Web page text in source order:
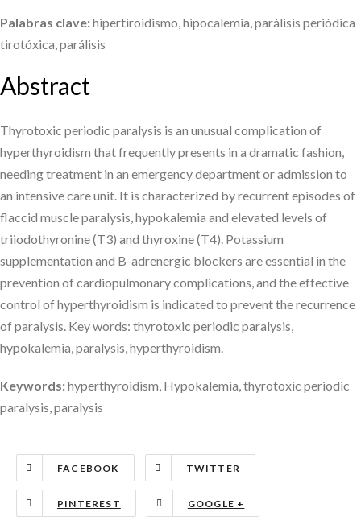
Palabras clave:hipertiroidismo, hipocalemia, parálisis periódica
tirotóxica, parálisis
Abstract
Thyrotoxic periodic paralysis is an unusual complication of
hyperthyroidism that frequently presents in a dramatic fashion,
needing treatment in an emergency department or admission to
an intensive care unit. It is characterized by recurrent episodes of
flaccid muscle paralysis, hypokalemia and elevated levels of
triiodothyronine (T3) and thyroxine (T4). Potassium
supplementation and B-adrenergic blockers are essential in the
prevention of cardiopulmonary complications, and the effective
control of hyperthyroidism is indicated to prevent the recurrence
of paralysis. Key words: thyrotoxic periodic paralysis,
hypokalemia, paralysis, hyperthyroidism.
Keywords:hyperthyroidism, Hypokalemia, thyrotoxic periodic
paralysis, paralysis
FACEBOOK TWITTER
PINTEREST GOOGLE +